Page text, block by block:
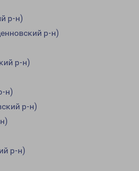
р-н)
р-н)
р-н)
н)
р-н)
р-н)